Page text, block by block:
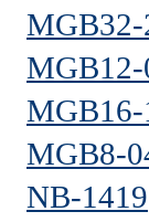
MGB32-
MGB16-
MGB8-
NB-1419